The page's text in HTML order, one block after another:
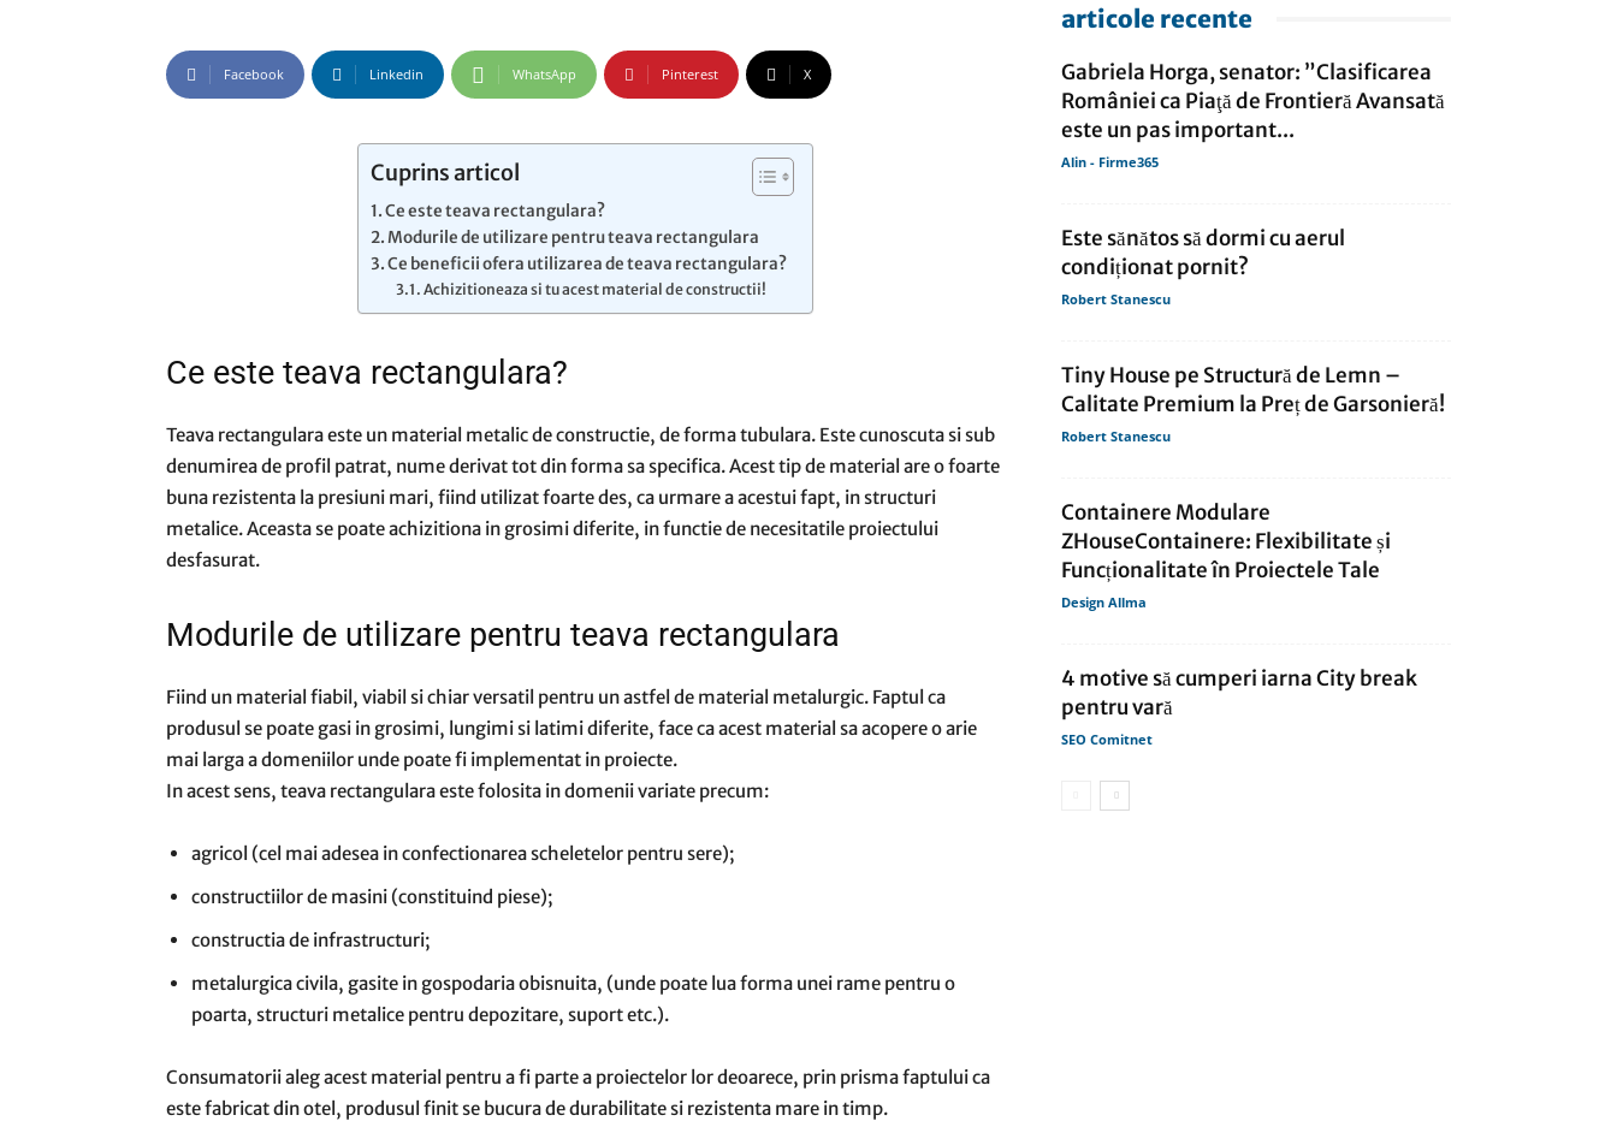
comunicate
de
presa
Facebook Linkedin WhatsApp Pinterest X
Cuprins articol
Ce este teava rectangulara?
Modurile de utilizare pentru teava rectangulara
Ce beneficii ofera utilizarea de teava rectangulara?
Achizitioneaza si tu acest material de constructii!
Ce este teava rectangulara?
Teava rectangulara este un material metalic de constructie, de forma tubulara. Este cunoscuta si sub
denumirea de profil patrat, nume derivat tot din forma sa specifica. Acest tip de material are o foarte
buna rezistenta la presiuni mari, fiind utilizat foarte des, ca urmare a acestui fapt, in structuri
metalice. Aceasta se poate achizitiona in grosimi diferite, in functie de necesitatile proiectului
desfasurat.
Modurile de utilizare pentru teava rectangulara
Fiind un material fiabil, viabil si chiar versatil pentru un astfel de material metalurgic. Faptul ca
produsul se poate gasi in grosimi, lungimi si latimi diferite, face ca acest material sa acopere o arie
mai larga a domeniilor unde poate fi implementat in proiecte.
In acest sens, teava rectangulara este folosita in domenii variate precum:
agricol (cel mai adesea in confectionarea scheletelor pentru sere);
constructiilor de masini (constituind piese);
constructia de infrastructuri;
metalurgica civila, gasite in gospodaria obisnuita, (unde poate lua forma unei rame pentru o
poarta, structuri metalice pentru depozitare, suport etc.).
Consumatorii aleg acest material pentru a fi parte a proiectelor lor deoarece, prin prisma faptului ca
este fabricat din otel, produsul finit se bucura de durabilitate si rezistenta mare in timp.
articole recente
Gabriela Horga, senator: ”Clasificarea
României ca Piaţă de Frontieră Avansată
este un pas important...
Alin - Firme365
Este sănătos să dormi cu aerul
condiționat pornit?
Robert Stanescu
Tiny House pe Structură de Lemn –
Calitate Premium la Preț de Garsonieră!
Robert Stanescu
Containere Modulare
ZHouseContainere: Flexibilitate și
Funcționalitate în Proiectele Tale
Design Allma
4 motive să cumperi iarna City break
pentru vară
SEO Comitnet